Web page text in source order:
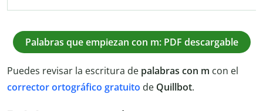
Palabras que empiezan con m: PDF descargable
Puedes revisar la escritura de palabras con m con el
corrector ortográfico gratuito de Quillbot.